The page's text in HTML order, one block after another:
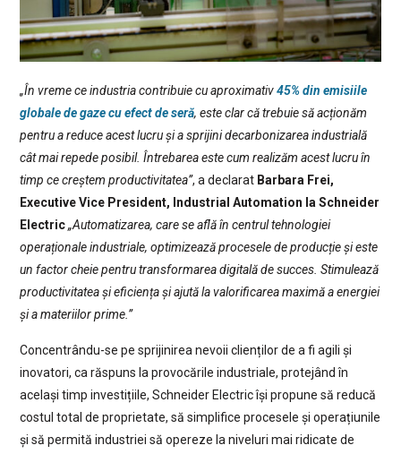
„În vreme ce industria contribuie cu aproximativ45% din emisiile
globale de gaze cu efect de seră, este clar că trebuie să acționăm
pentru a reduce acest lucru și a sprijini decarbonizarea industrială
cât mai repede posibil. Întrebarea este cum realizăm acest lucru în
timp ce creștem productivitatea”, a declarat Barbara Frei,
Executive Vice President, Industrial Automation la Schneider
Electric„Automatizarea, care se află în centrul tehnologiei
operaționale industriale, optimizează procesele de producție și este
un factor cheie pentru transformarea digitală de succes. Stimulează
productivitatea și eficiența și ajută la valorificarea maximă a energiei
și a materiilor prime.”
Concentrându-se pe sprijinirea nevoii clienților de a fi agili și
inovatori, ca răspuns la provocările industriale, protejând în
același timp investițiile, Schneider Electric își propune să reducă
costul total de proprietate, să simplifice procesele și operațiunile
și să permită industriei să opereze la niveluri mai ridicate de